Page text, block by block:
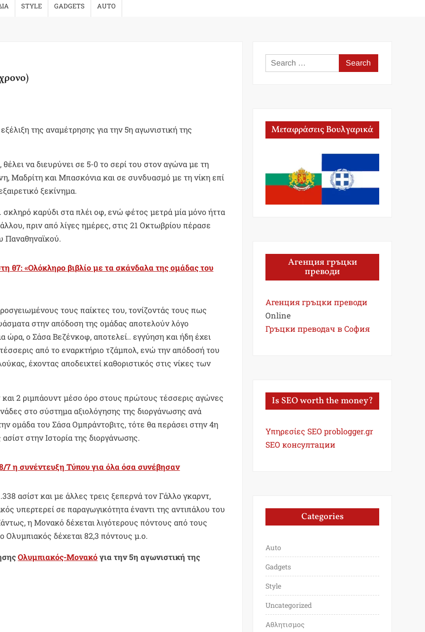
STYLE GADGETS AUTO
της αναμέτρησης για την 5η αγωνιστική της
να διευρύνει σε 5-0 το σερί του στον αγώνα με τη
Μαδρίτη και Μπασκόνια και σε συνδυασμό με τη νίκη επί
ξεκίνημα.
σκληρό καρύδι στα πλέι οφ, ενώ φέτος μετρά μία μόνο ήττα
πριν από λίγες ημέρες, στις 21 Οκτωβρίου πέρασε
Παναθηναϊκού.
θ7: «Ολόκληρο βιβλίο με τα σκάνδαλα της ομάδας του
τους παίκτες του, τονίζοντάς τους πως
στην απόδοση της ομάδας αποτελούν λόγο
ώρα, ο Σάσα Βεζένκοφ, αποτελεί.. εγγύηση και ήδη έχει
από το εναρκτήριο τζάμπολ, ενώ την απόδοσή του
έχοντας αποδειχτεί καθοριστικός στις νίκες των
2 ριμπάουντ μέσο όρο στους πρώτους τέσσερις αγώνες
στο σύστημα αξιολόγησης της διοργάνωσης ανά
ομάδα του Σάσα Ομπράντοβιτς, τότε θα περάσει στην 4η
στην Ιστορία της διοργάνωσης.
7 η συνέντευξη Τύπου για όλα όσα συνέβησαν
ασίστ και με άλλες τρεις ξεπερνά τον Γάλλο γκαρντ,
υπερτερεί σε παραγωγικότητα έναντι της αντιπάλου του
η Μονακό δέχεται λιγότερους πόντους από τους
δέχεται 82,3 πόντους μ.ο.
Ολυμπιακός-Μονακόγια την 5η αγωνιστική της
Search
for:
Μεταφράσεις Βουλγαρικά
Агенция гръцки
преводи
Агенция гръцки преводи
Online
Гръцки преводач в София
Is SEO worth the money?
Υπηρεσίες SEO problogger.gr
SEO консултации
Categories
Auto
Gadgets
Style
Uncategorized
Αθλητισμος